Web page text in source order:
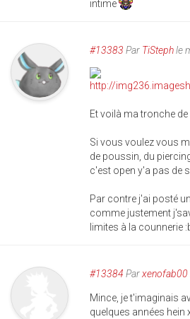
intime
#13383 Par TiStephle
Et voilà ma tronche de
Si vous voulez vous
de poussin, du
c'est open y'a pas de
Par contre j'ai posté
comme justement
limites à la counnerie
#13384 Parxenofab00
Mince, je t'imaginais
quelques années hein